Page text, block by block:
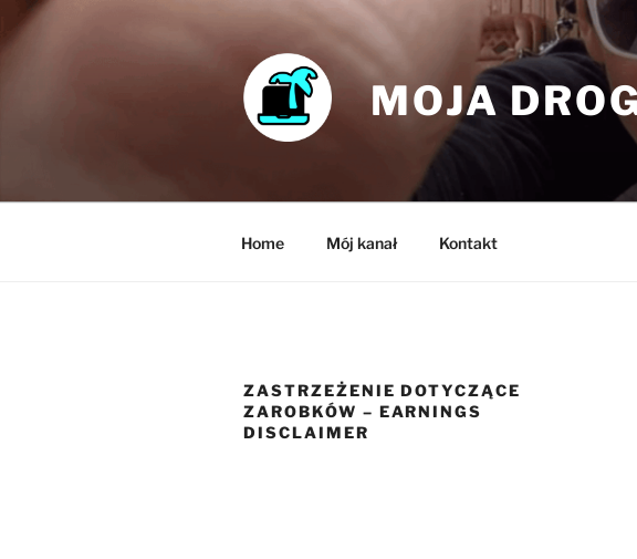
Skip
to
MOJA
Home Mój kanał Kontakt
ZASTRZEŻENIE DOTYCZĄCE
ZAROBKÓW – EARNINGS
DISCLAIMER